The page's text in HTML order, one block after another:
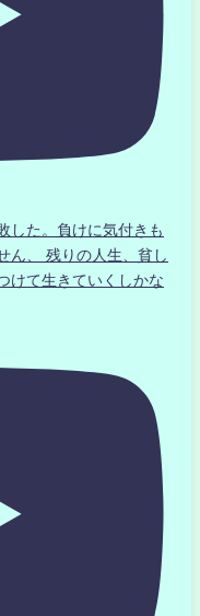
した。負けに気付きも
ん、 残りの人生、貧し
けて生きていくしかな